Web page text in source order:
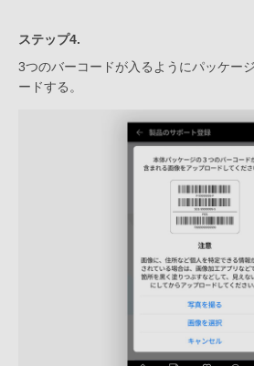
ステップ4.
3つのバーコードが入るようにパッケー
ードする。